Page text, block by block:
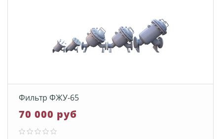
Фильтр ФЖУ-65
70 000 руб